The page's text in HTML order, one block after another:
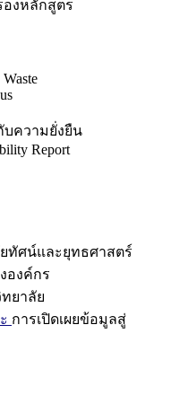
องหลักสูตร
บความยั่งยืน
Report
ทัศน์และยุทธศาสตร์
องค์กร
ยาลัย
การเปิดเผยข้อมูลสู่